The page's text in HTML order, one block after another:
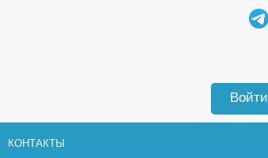
Войти
КОНТАКТЫ